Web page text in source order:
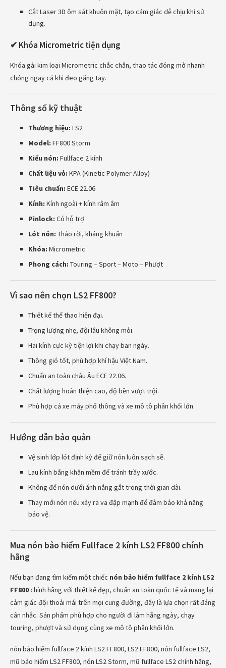
Cắt Laser 3D ôm sát khuôn mặt, tạo cảm giác dễ chịu khi sử
dụng.
✔ Khóa Micrometric tiện dụng
Khóa gài kim loại Micrometric chắc chắn, thao tác đóng mở nhanh
chóng ngay cả khi đeo găng tay.
Thông số kỹ thuật
Thương hiệu: LS2
Model: FF800 Storm
Kiểu nón: Fullface 2 kính
Chất liệu vỏ: KPA (Kinetic Polymer Alloy)
Tiêu chuẩn: ECE 22.06
Kính: Kính ngoài + kính râm âm
Pinlock: Có hỗ trợ
Lót nón: Tháo rời, kháng khuẩn
Khóa: Micrometric
Phong cách: Touring – Sport – Moto – Phượt
Vì sao nên chọn LS2 FF800?
Thiết kế thể thao hiện đại.
Trọng lượng nhẹ, đội lâu không mỏi.
Hai kính cực kỳ tiện lợi khi chạy ban ngày.
Thông gió tốt, phù hợp khí hậu Việt Nam.
Chuẩn an toàn châu Âu ECE 22.06.
Chất lượng hoàn thiện cao, độ bền vượt trội.
Phù hợp cả xe máy phổ thông và xe mô tô phân khối lớn.
Hướng dẫn bảo quản
Vệ sinh lớp lót định kỳ để giữ nón luôn sạch sẽ.
Lau kính bằng khăn mềm để tránh trầy xước.
Không để nón dưới ánh nắng gắt trong thời gian dài.
Thay mới nón nếu xảy ra va đập mạnh để đảm bảo khả năng
bảo vệ.
Mua nón bảo hiểm Fullface 2 kính LS2 FF800 chính
hãng
Nếu bạn đang tìm kiếm một chiếc nón bảo hiểm fullface 2 kính LS2
FF800chính hãng với thiết kế đẹp, chuẩn an toàn quốc tế và mang lại
cảm giác đội thoải mái trên mọi cung đường, đây là lựa chọn rất đáng
cân nhắc. Sản phẩm phù hợp cho người đi làm hằng ngày, chạy
touring, phượt và sử dụng cùng xe mô tô phân khối lớn.
nón bảo hiểm fullface 2 kính LS2 FF800, LS2 FF800, nón fullface LS2,
mũ bảo hiểm LS2 FF800, nón LS2 Storm, mũ fullface LS2 chính hãng,